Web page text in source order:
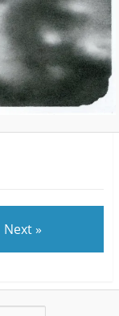
Next »